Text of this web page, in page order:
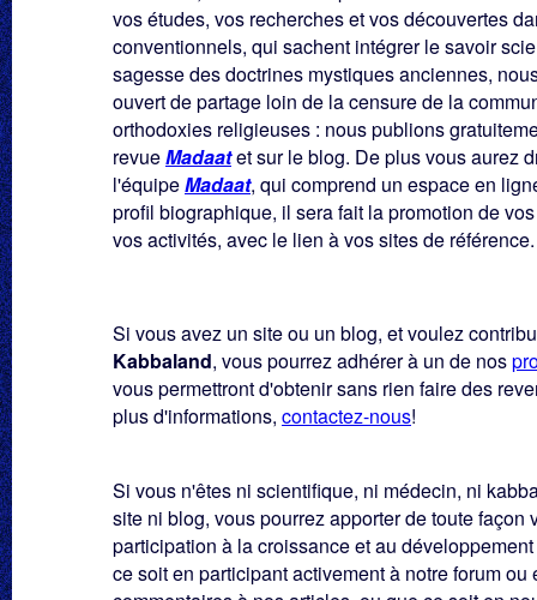
vos études, vos recherches et vos découvertes
conventionnels, qui sachent intégrer le savoir
sagesse des doctrines mystiques anciennes,
ouvert de partage loin de la censure de la
orthodoxies religieuses : nous publions
revueMadaatet sur le blog. De plus vous aurez
l'équipeMadaat, qui comprend un espace en
profil biographique, il sera fait la promotion de
vos activités, avec le lien à vos sites de référence.
Si vous avez un site ou un blog, et voulez
Kabbaland, vous pourrez adhérer à un de nos
vous permettront d'obtenir sans rien faire des
plus d'informations, contactez-nous!
Si vous n'êtes ni scientifique, ni médecin, ni
site ni blog, vous pourrez apporter de toute façon
participation à la croissance et au
ce soit en participant activement à notre forum ou